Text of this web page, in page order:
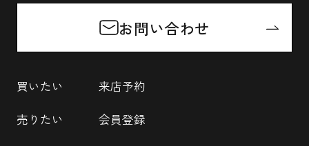
お問い合わせ
買いたい
売りたい
来店予約
会員登録